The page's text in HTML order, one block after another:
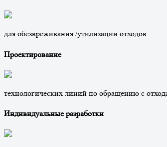
для обезвреживания /утилизации отходов
Проектирование
технологических линий по обращению с
Индивидуальные разработки